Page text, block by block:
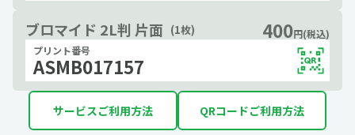
ブロマイド 2L判 片面 (1枚) 400円(税込)
プリント番号
ASMB017157
サービスご利用方法 QRコードご利用方法